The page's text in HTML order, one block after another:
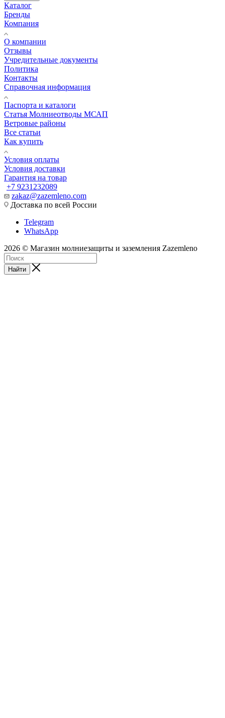
Каталог
Бренды
Компания
О компании
Отзывы
Учредительные документы
Политика
Контакты
Справочная информация
Паспорта и каталоги
Статья Молниеотводы МСАП
Ветровые районы
Все статьи
Как купить
Условия оплаты
Условия доставки
Гарантия на товар
+7 9231232089
zakaz@zazemleno.com
Доставка по всей России
Telegram
WhatsApp
2026 © Магазин молниезащиты и заземления Zazemleno
Найти